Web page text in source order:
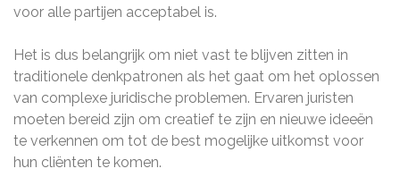
voor alle partijen acceptabel is.
Het is dus belangrijk om niet vast te blijven zitten in
traditionele denkpatronen als het gaat om het oplossen
van complexe juridische problemen. Ervaren juristen
moeten bereid zijn om creatief te zijn en nieuwe ideeën
te verkennen om tot de best mogelijke uitkomst voor
hun cliënten te komen.